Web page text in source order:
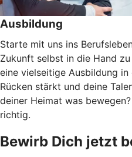
Ausbildung
Starte mit uns ins
Zukunft selbst in die Hand
eine vielseitige Ausbildung in
Rücken stärkt und deine
deiner Heimat was
richtig.
Bewirb Dich jetzt